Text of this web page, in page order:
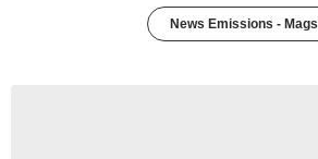
News Emissions - Mags